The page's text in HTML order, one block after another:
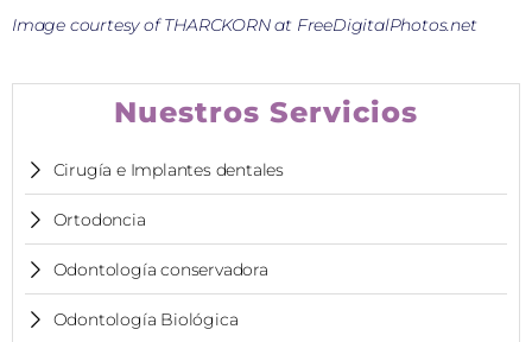
Image courtesy of THARCKORN at FreeDigitalPhotos.net
Nuestros Servicios
Cirugía e Implantes dentales
Ortodoncia
Odontología conservadora
Odontología Biológica